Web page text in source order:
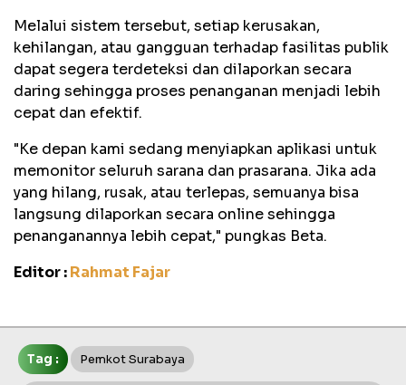
Melalui sistem tersebut, setiap kerusakan,
kehilangan, atau gangguan terhadap fasilitas publik
dapat segera terdeteksi dan dilaporkan secara
daring sehingga proses penanganan menjadi lebih
cepat dan efektif.
"Ke depan kami sedang menyiapkan aplikasi untuk
memonitor seluruh sarana dan prasarana. Jika ada
yang hilang, rusak, atau terlepas, semuanya bisa
langsung dilaporkan secara online sehingga
penanganannya lebih cepat," pungkas Beta.
Editor :Rahmat Fajar
Tag : Pemkot Surabaya